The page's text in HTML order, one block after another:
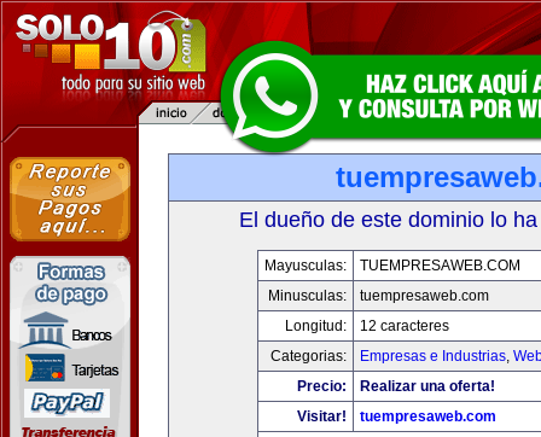
El dueño de este dominio lo
Mayusculas:
TUEMPRESAWEB.COM
Minusculas:
tuempresaweb.com
Longitud:
12 caracteres
Categorias:
Empresas e Industrias,
Precio:
Realizar una oferta!
Visitar!
tuempresaweb.com